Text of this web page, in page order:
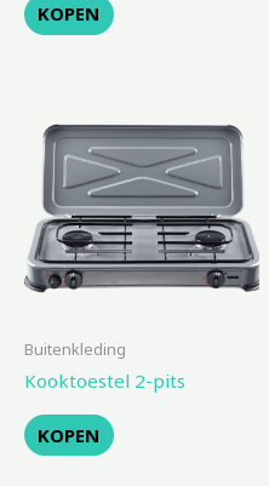
KOPEN
Buitenkleding
Kooktoestel 2-pits
KOPEN